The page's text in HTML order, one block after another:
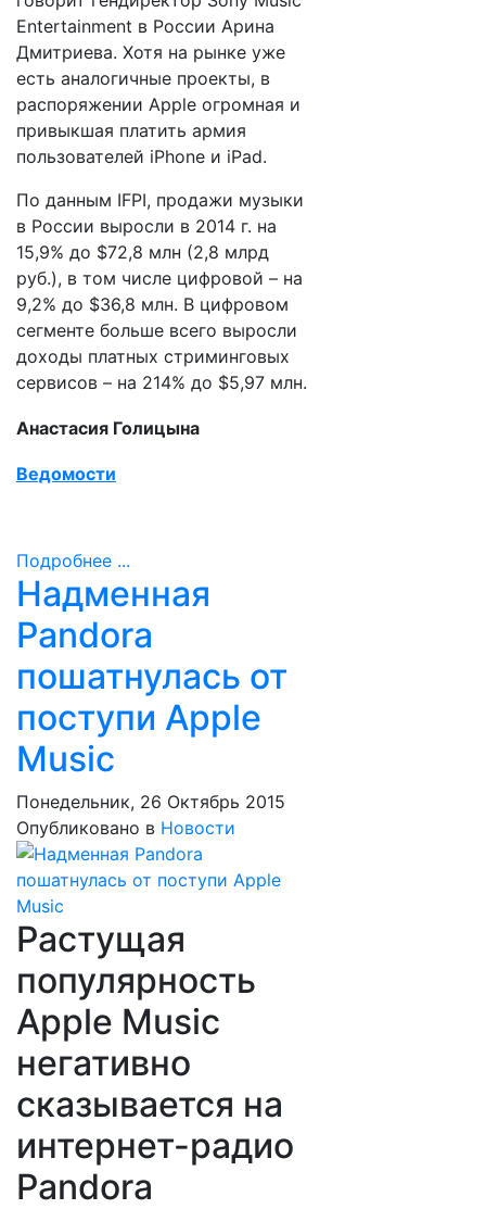
Entertainment в России Арина
Дмитриева. Хотя на рынке уже
есть аналогичные проекты, в
распоряжении Apple огромная и
привыкшая платить армия
пользователей iPhone и iPad.
По данным IFPI, продажи музыки
в России выросли в 2014 г. на
15,9% до $72,8 млн (2,8 млрд
руб.), в том числе цифровой – на
9,2% до $36,8 млн. В цифровом
сегменте больше всего выросли
доходы платных стриминговых
сервисов – на 214% до $5,97 млн.
Анастасия Голицына
Ведомости
Подробнее ...
Надменная
Pandora
пошатнулась от
поступи Apple
Music
Понедельник, 26 Октябрь 2015
Опубликовано в Новости
Растущая
популярность
Apple Music
негативно
сказывается на
интернет-радио
Pandora